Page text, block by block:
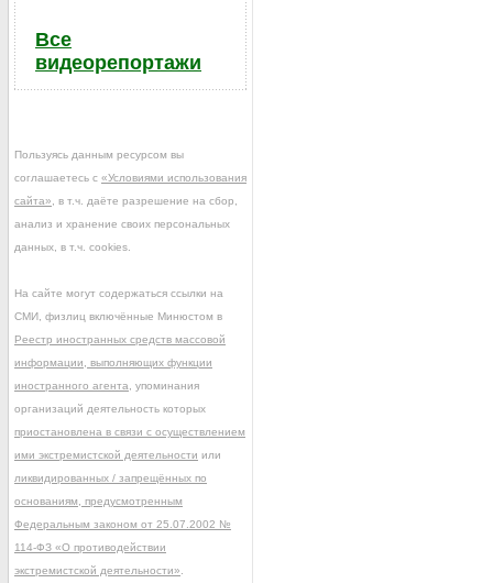
Все
видеорепортажи
Пользуясь данным ресурсом вы
соглашаетесь с «Условиями использования
сайта» , в т.ч. даёте разрешение на сбор,
анализ и хранение своих персональных
данных, в т.ч. cookies.
На сайте могут содержаться ссылки на
СМИ, физлиц включённые Минюстом в
Реестр иностранных средств массовой
информации, выполняющих функции
иностранного агента , упоминания
организаций деятельность которых
приостановлена в связи с осуществлением
ими экстремистской деятельности или
ликвидированных / запрещённых по
основаниям, предусмотренным
Федеральным законом от 25.07.2002 №
114-ФЗ «О противодействии
экстремистской деятельности»